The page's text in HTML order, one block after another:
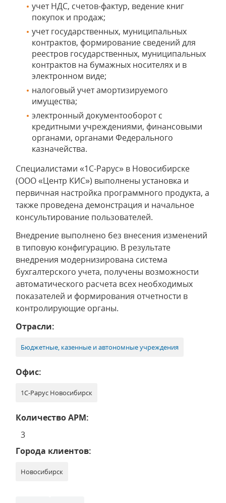
учет НДС, счетов-фактур, ведение книг
покупок и продаж;
учет государственных, муниципальных
контрактов, формирование сведений для
реестров государственных, муниципальных
контрактов на бумажных носителях и в
электронном виде;
налоговый учет амортизируемого
имущества;
электронный документооборот с
кредитными учреждениями, финансовыми
органами, органами Федерального
казначейства.
Специалистами «1С-Рарус» в Новосибирске
(ООО «Центр КИС») выполнены установка и
первичная настройка программного продукта, а
также проведена демонстрация и начальное
консультирование пользователей.
Внедрение выполнено без внесения изменений
в типовую конфигурацию. В результате
внедрения модернизирована система
бухгалтерского учета, получены возможности
автоматического расчета всех необходимых
показателей и формирования отчетности в
контролирующие органы.
Отрасли:
Бюджетные, казенные и автономные учреждения
Офис:
1С-Рарус Новосибирск
Количество АРМ:
3
Города клиентов:
Новосибирск